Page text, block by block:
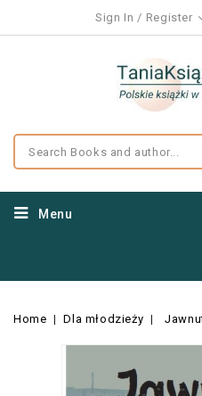
Sign In Register
Menu
Home Dla młodzieży